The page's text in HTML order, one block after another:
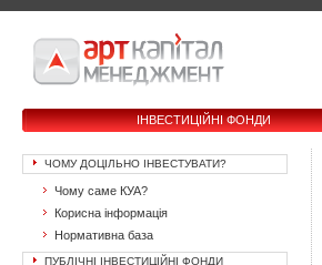
ІНВЕСТИЦІЙНІ ФОНДИ
ЧОМУ ДОЦІЛЬНО ІНВЕСТУВАТИ?
Чому саме КУА?
Корисна інформація
Нормативна база
ПУБЛІЧНІ ІНВЕСТИЦІЙНІ ФОНДИ